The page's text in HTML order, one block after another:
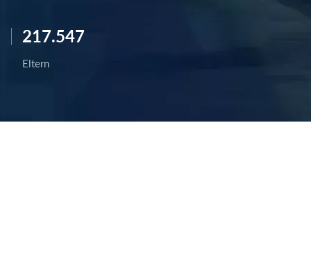
217.547
Eltern